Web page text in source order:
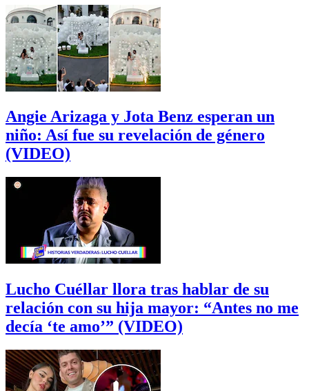
Angie Arizaga y Jota Benz esperan un
niño: Así fue su revelación de género
(VIDEO)
Lucho Cuéllar llora tras hablar de su
relación con su hija mayor: “Antes no me
decía ‘te amo’” (VIDEO)